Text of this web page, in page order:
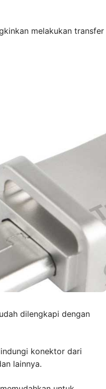
melakukan transfer
dilengkapi dengan
konektor dari
lainnya.